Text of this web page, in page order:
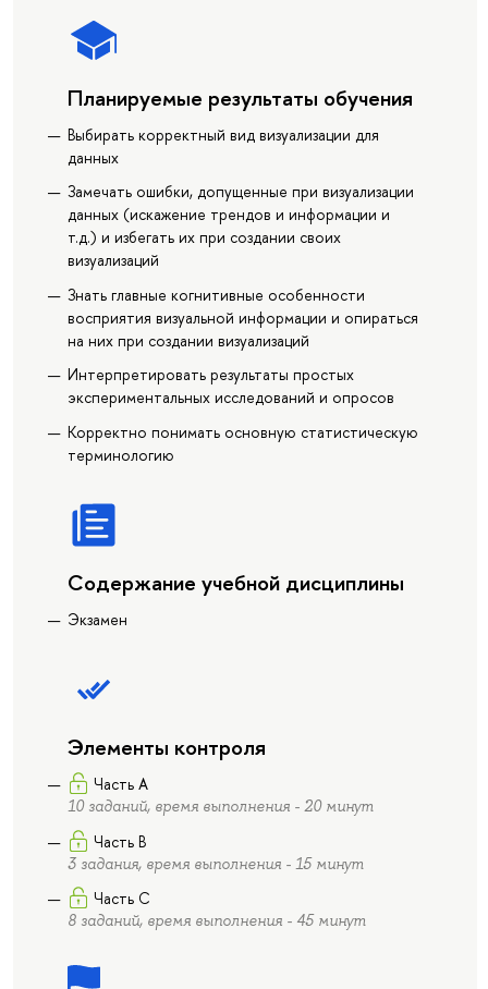
Планируемые результаты обучения
Выбирать корректный вид визуализации для
данных
Замечать ошибки, допущенные при визуализации
данных (искажение трендов и информации и
т.д.) и избегать их при создании своих
визуализаций
Знать главные когнитивные особенности
восприятия визуальной информации и опираться
на них при создании визуализаций
Интерпретировать результаты простых
экспериментальных исследований и опросов
Корректно понимать основную статистическую
терминологию
Содержание учебной дисциплины
Экзамен
Элементы контроля
Часть А
10 заданий, время выполнения - 20 минут
Часть В
3 задания, время выполнения - 15 минут
Часть С
8 заданий, время выполнения - 45 минут